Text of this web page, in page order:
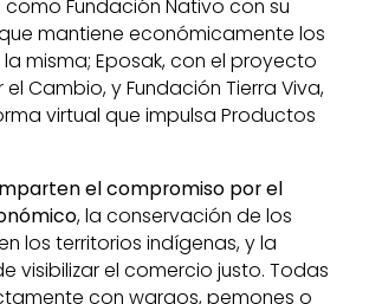
Fundación Nativo con su
mantiene económicamente los
misma; Eposak, con el proyecto
Cambio, y Fundación Tierra Viva,
virtual que impulsa Productos
el compromiso por el
, la conservación de los
los territorios indígenas, y la
visibilizar el comercio justo. Todas
con waraos, pemones o